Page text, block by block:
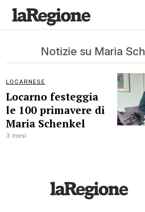
Notizie su Maria
LOCARNESE
Locarno festeggia
le 100 primavere di
Maria Schenkel
3 mesi